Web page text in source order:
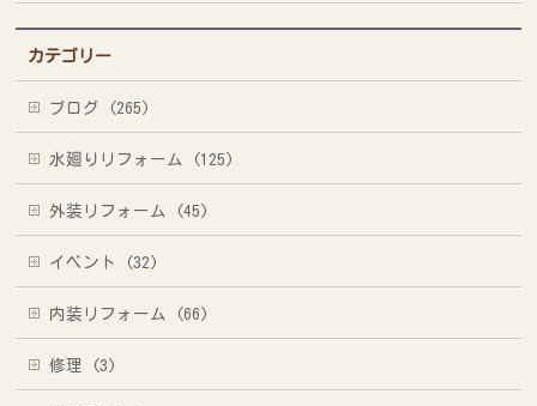
カテゴリー
ブログ (265)
水廻りリフォーム (125)
外装リフォーム (45)
イベント (32)
内装リフォーム (66)
修理 (3)